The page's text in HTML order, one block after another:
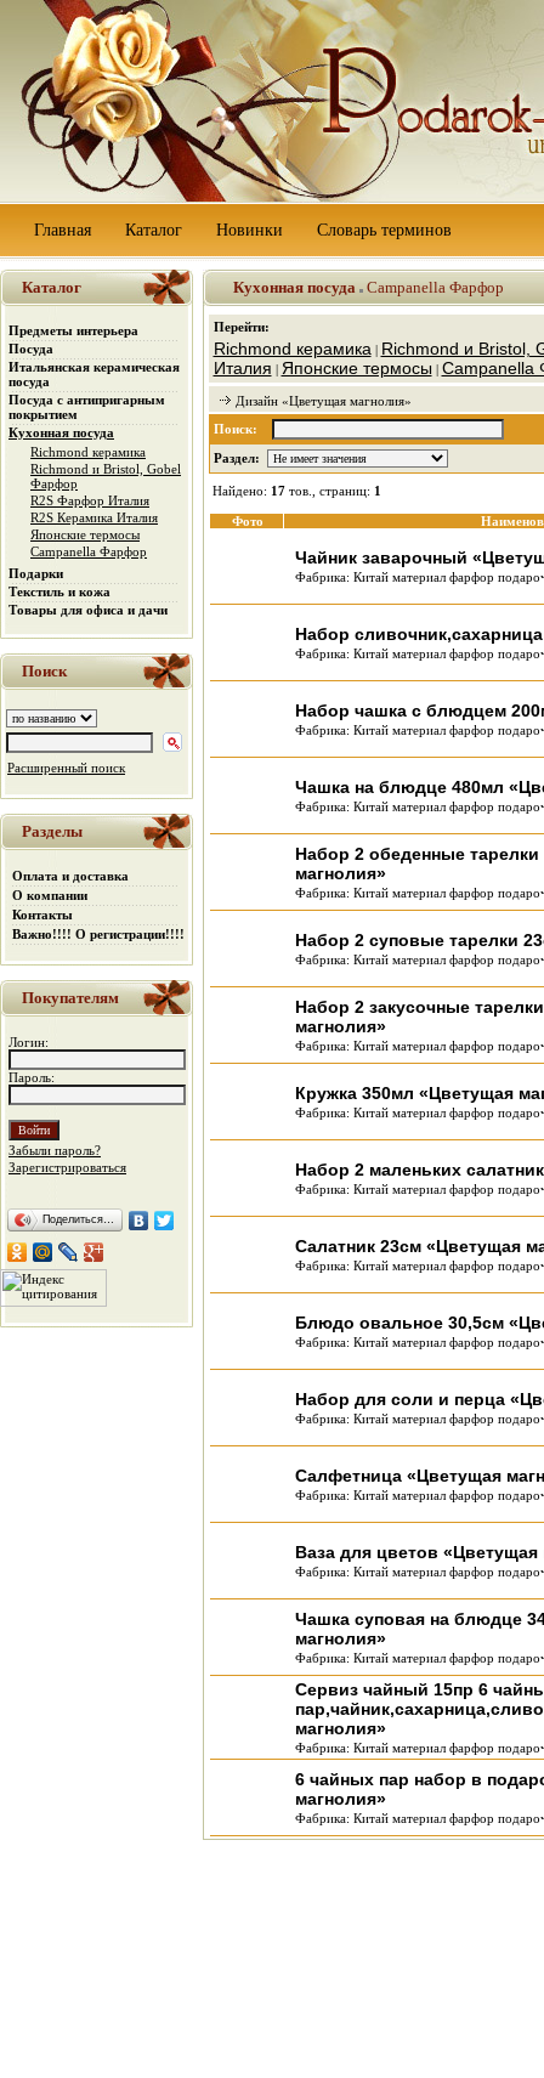
Главная Каталог Новинки Словарь терминов
Каталог
Предметы интерьера
Посуда
Итальянская керамическая
посуда
Посуда с антипригарным
покрытием
Кухонная посуда
Richmond керамика
Richmond и Bristol, Gobel
Фарфор
R2S Фарфор Италия
R2S Керамика Италия
Японские термосы
Campanella Фарфор
Подарки
Текстиль и кожа
Товары для офиса и дачи
Поиск
Расширенный поиск
Разделы
Оплата и доставка
О компании
Контакты
Важно!!!! О регистрации!!!!
Покупателям
Логин:
Пароль:
Забыли пароль?
Зарегистрироваться
Поделиться…
Кухонная посуда Campanella Фарфор
Перейти:
Richmond керамика | Richmond и Bristol,
Италия | Японские термосы | Campanella
Дизайн «Цветущая магнолия»
Поиск:
Раздел:
Найдено: 17тов., страниц: 1
Фото
Чайник заварочный
Фабрика: Китай материал фарфор
Набор
Фабрика: Китай материал фарфор
Набор чашка с блюдцем
Фабрика: Китай материал фарфор
Чашка на блюдце 480мл
Фабрика: Китай материал фарфор
Набор 2 обеденные
магнолия»
Фабрика: Китай материал фарфор
Набор 2 суповые тарелки
Фабрика: Китай материал фарфор
Набор 2 закусочные
магнолия»
Фабрика: Китай материал фарфор
Кружка 350мл «Цветущая
Фабрика: Китай материал фарфор
Набор 2 маленьких
Фабрика: Китай материал фарфор
Салатник 23см «Цветущая
Фабрика: Китай материал фарфор
Блюдо овальное 30,5см
Фабрика: Китай материал фарфор
Набор для соли и перца
Фабрика: Китай материал фарфор
Салфетница «Цветущая
Фабрика: Китай материал фарфор
Ваза для цветов «Цветущая
Фабрика: Китай материал фарфор
Чашка суповая на блюдце
магнолия»
Фабрика: Китай материал фарфор
Сервиз чайный 15пр 6
магнолия»
Фабрика: Китай материал фарфор
6 чайных пар набор в
магнолия»
Фабрика: Китай материал фарфор